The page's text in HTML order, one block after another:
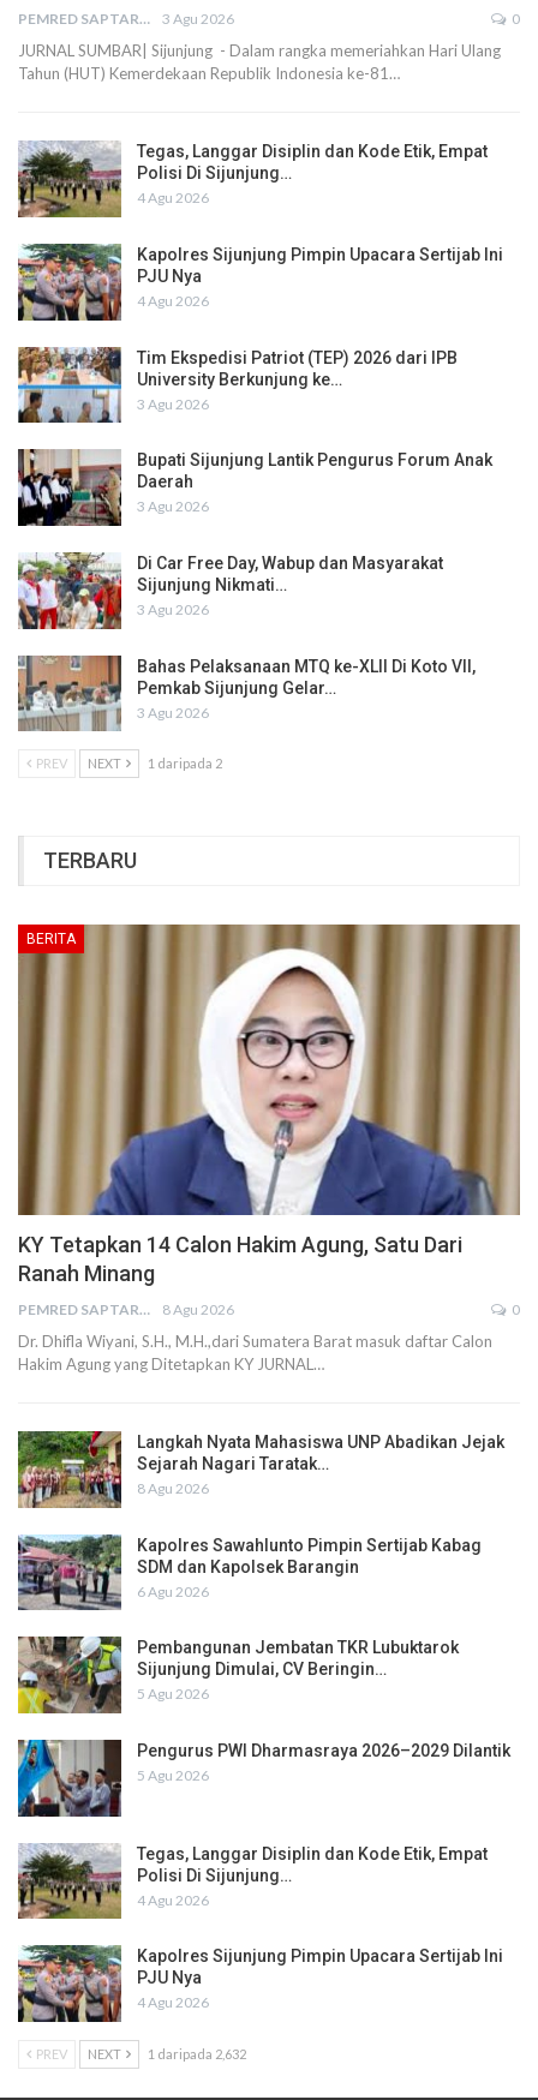
PEMRED SAPTARIUS 3 Agu 2026 0
JURNAL SUMBAR| Sijunjung - Dalam rangka memeriahkan Hari Ulang
Tahun (HUT) Kemerdekaan Republik Indonesia ke-81…
Tegas, Langgar Disiplin dan Kode Etik, Empat
Polisi Di Sijunjung…
4 Agu 2026
Kapolres Sijunjung Pimpin Upacara Sertijab Ini
PJU Nya
4 Agu 2026
Tim Ekspedisi Patriot (TEP) 2026 dari IPB
University Berkunjung ke…
3 Agu 2026
Bupati Sijunjung Lantik Pengurus Forum Anak
Daerah
3 Agu 2026
Di Car Free Day, Wabup dan Masyarakat
Sijunjung Nikmati…
3 Agu 2026
Bahas Pelaksanaan MTQ ke-XLII Di Koto VII,
Pemkab Sijunjung Gelar…
3 Agu 2026
PREV NEXT 1 daripada 2
TERBARU
BERITA
KY Tetapkan 14 Calon Hakim Agung, Satu Dari
Ranah Minang
PEMRED SAPTARIUS 8 Agu 2026 0
Dr. Dhifla Wiyani, S.H., M.H.,dari Sumatera Barat masuk daftar Calon
Hakim Agung yang Ditetapkan KY JURNAL…
Langkah Nyata Mahasiswa UNP Abadikan Jejak
Sejarah Nagari Taratak…
8 Agu 2026
Kapolres Sawahlunto Pimpin Sertijab Kabag
SDM dan Kapolsek Barangin
6 Agu 2026
Pembangunan Jembatan TKR Lubuktarok
Sijunjung Dimulai, CV Beringin…
5 Agu 2026
Pengurus PWI Dharmasraya 2026–2029 Dilantik
5 Agu 2026
Tegas, Langgar Disiplin dan Kode Etik, Empat
Polisi Di Sijunjung…
4 Agu 2026
Kapolres Sijunjung Pimpin Upacara Sertijab Ini
PJU Nya
4 Agu 2026
PREV NEXT 1 daripada 2,632